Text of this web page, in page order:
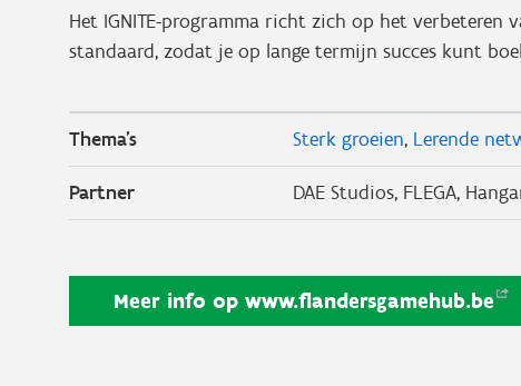
Het IGNITE-programma richt zich op het
standaard, zodat je op lange termijn succes kunt
Thema's Sterk groeien Lerende
Partner DAE Studios, FLEGA,
Meer info op www.flandersgamehub.be